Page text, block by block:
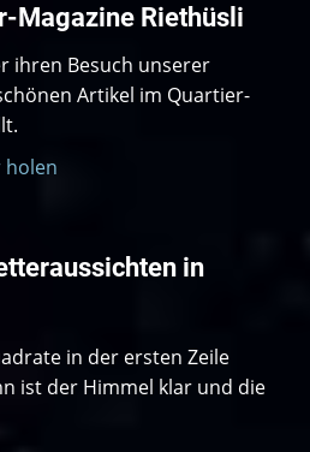
Magazine Riethüsli
ihren Besuch unserer
Artikel im Quartier-
holen
in
in der ersten Zeile
ist der Himmel klar und die